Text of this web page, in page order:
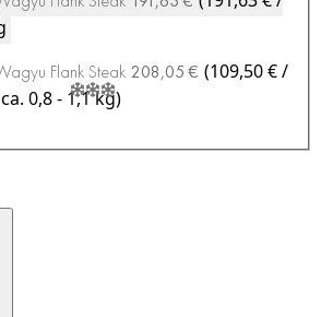
Flank Steak 208,05 € (109,50 € /
0,8 - 1,1 kg)